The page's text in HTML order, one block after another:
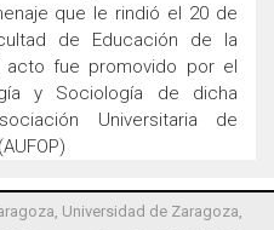
que le rindió el 20 de
de Educación de la
acto fue promovido por el
y Sociología de dicha
Universitaria de
Universidad de Zaragoza,